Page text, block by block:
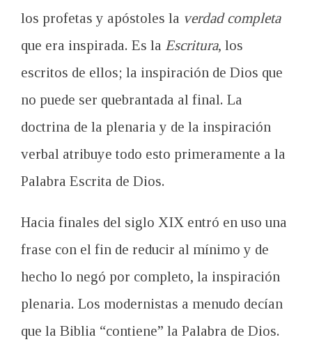
los profetas y apóstoles la verdad completa
que era inspirada. Es la Escritura, los
escritos de ellos; la inspiración de Dios que
no puede ser quebrantada al final. La
doctrina de la plenaria y de la inspiración
verbal atribuye todo esto primeramente a la
Palabra Escrita de Dios.
Hacia finales del siglo XIX entró en uso una
frase con el fin de reducir al mínimo y de
hecho lo negó por completo, la inspiración
plenaria. Los modernistas a menudo decían
que la Biblia “contiene” la Palabra de Dios.